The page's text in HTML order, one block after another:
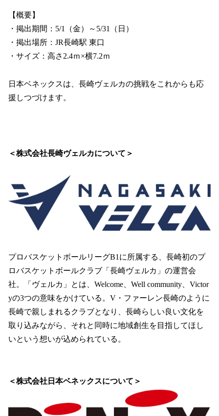
【概要】
・掲出期間：5/1（金）～5/31（日）
・掲出場所：JR長崎駅 東口
・サイズ：高さ2.4ｍ×横7.2ｍ
日本ベネックスは、長崎ヴェルカの挑戦をこれからも応
援しつづけます。
＜株式会社長崎ヴェルカについて＞
プロバスケットボールリーグB1に所属する、長崎初のプ
ロバスケットボールクラブ「長崎ヴェルカ」の運営会
社。「ヴェルカ」とは、Welcome、Well community、Victor
yの3つの意味をかけている。V・ファーレン長崎のように
長崎で親しまれるクラブとなり、長崎らしい良い文化を
取り込みながら、それと同時に地域創生を目指してほし
いという想いが込められている。
＜株式会社日本ベネックスについて＞